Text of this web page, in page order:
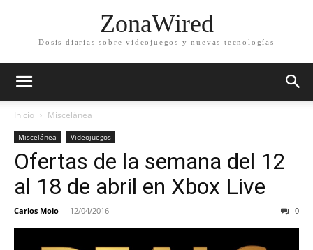
ZonaWired
Dosis diarias sobre videojuegos y nuevas tecnologías
Inicio Miscelánea
Miscelánea Videojuegos
Ofertas de la semana del 12
al 18 de abril en Xbox Live
Carlos Moio - 12/04/2016 0